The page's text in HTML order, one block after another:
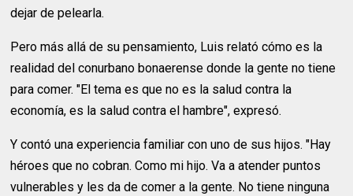
dejar de pelearla.
Pero más allá de su pensamiento, Luis relató cómo es la
realidad del conurbano bonaerense donde la gente no tiene
para comer. "El tema es que no es la salud contra la
economía, es la salud contra el hambre", expresó.
Y contó una experiencia familiar con uno de sus hijos. "Hay
héroes que no cobran. Como mi hijo. Va a atender puntos
vulnerables y les da de comer a la gente. No tiene ninguna